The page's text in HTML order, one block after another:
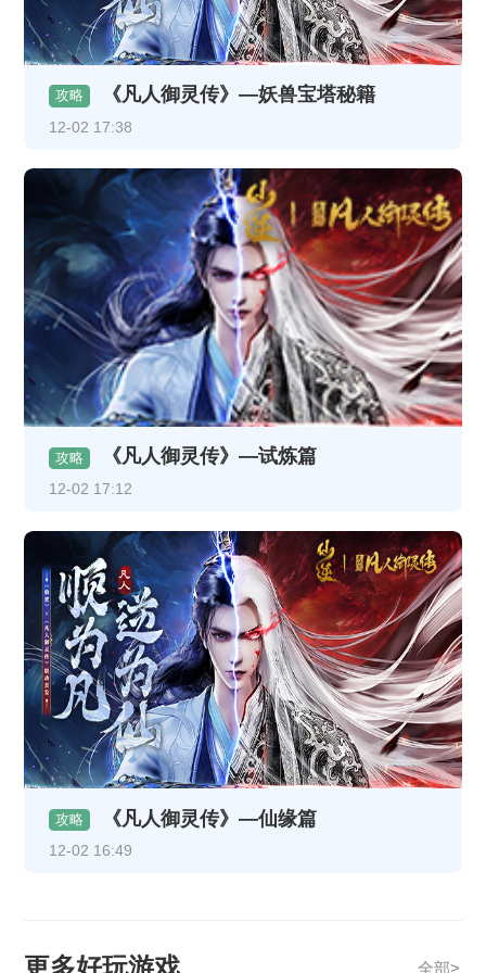
攻略 《凡人御灵传》—妖兽宝塔秘籍
12-02 17:38
攻略 《凡人御灵传》—试炼篇
12-02 17:12
攻略 《凡人御灵传》—仙缘篇
12-02 16:49
全部>